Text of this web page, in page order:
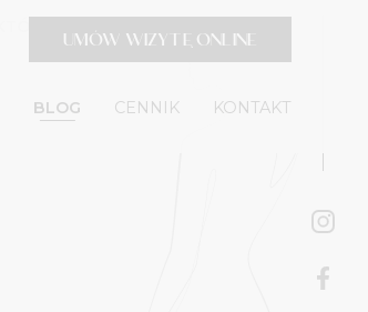
UMÓW WIZYTĘ ONLINE
BLOG CENNIK KONTAKT